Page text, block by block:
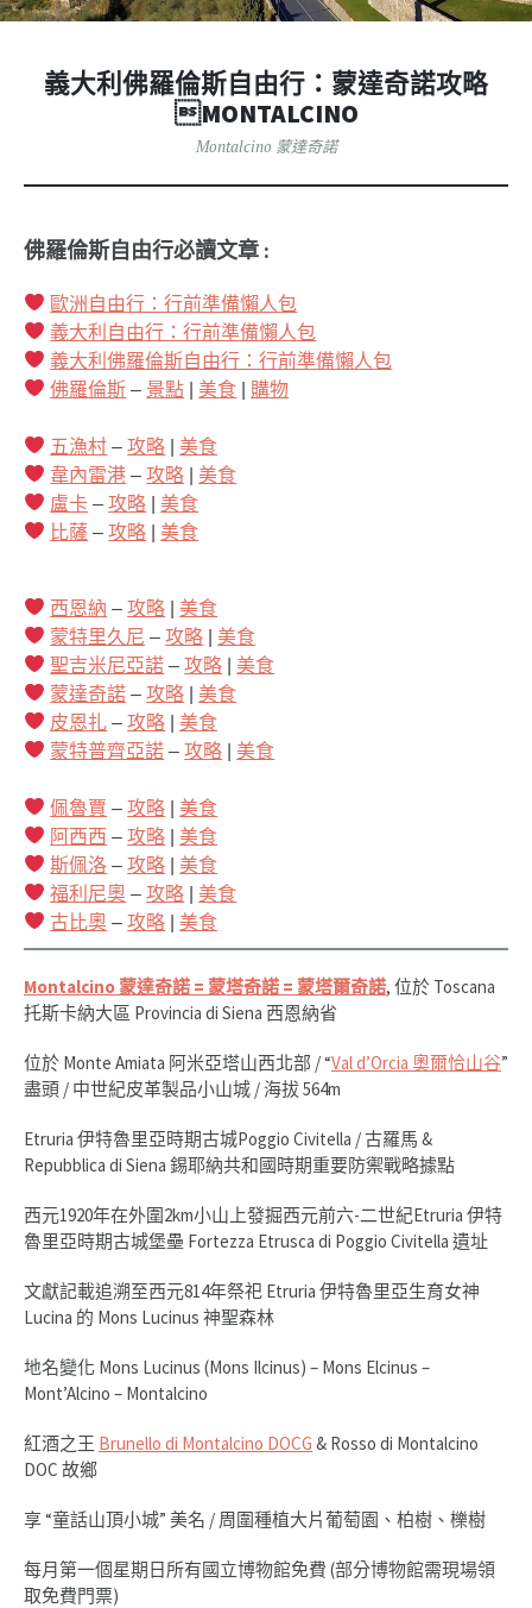
義大利佛羅倫斯自由行：蒙達奇諾攻略
MONTALCINO
Montalcino 蒙達奇諾
佛羅倫斯自由行必讀文章 :
歐洲自由行：行前準備懶人包
義大利自由行：行前準備懶人包
義大利佛羅倫斯自由行：行前準備懶人包
佛羅倫斯 – 景點 美食 購物
五漁村 –攻略
美食
韋內雷港 –攻略
美食
盧卡 –攻略
美食
比薩 –攻略 美食
西恩納 –攻略
美食
蒙特里久尼 –攻略
美食
聖吉米尼亞諾 –攻略
美食
蒙達奇諾 –攻略
美食
皮恩扎 –攻略
美食
蒙特普齊亞諾 –攻略 美食
佩魯賈 –攻略
美食
阿西西 –攻略
美食
斯佩洛 –攻略
美食
福利尼奧 –攻略
美食
古比奧 –攻略 美食
Montalcino 蒙達奇諾 = 蒙塔奇諾 = 蒙塔爾奇諾, 位於 Toscana
托斯卡納大區 Provincia di Siena 西恩納省
位於 Monte Amiata 阿米亞塔山西北部 / “Val d’Orcia 奧爾恰山谷”
盡頭 / 中世紀皮革製品小山城 / 海拔 564m
Etruria 伊特魯里亞時期古城Poggio Civitella / 古羅馬 &
Repubblica di Siena 錫耶納共和國時期重要防禦戰略據點
西元1920年在外圍2km小山上發掘西元前六-二世紀Etruria 伊特
魯里亞時期古城堡壘 Fortezza Etrusca di Poggio Civitella 遺址
文獻記載追溯至西元814年祭祀 Etruria 伊特魯里亞生育女神
Lucina 的 Mons Lucinus 神聖森林
地名變化 Mons Lucinus (Mons Ilcinus) – Mons Elcinus –
Mont’Alcino – Montalcino
紅酒之王 Brunello di Montalcino DOCG & Rosso di Montalcino
DOC 故鄉
享 “童話山頂小城” 美名 / 周圍種植大片葡萄園、柏樹、櫟樹
每月第一個星期日所有國立博物館免費 (部分博物館需現場領
取免費門票)